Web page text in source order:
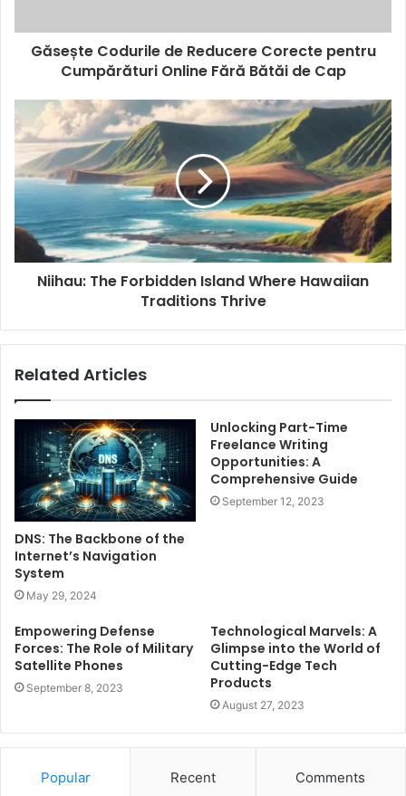
Găsește Codurile de Reducere Corecte pentru
Cumpărături Online Fără Bătăi de Cap
Niihau: The Forbidden Island Where Hawaiian
Traditions Thrive
Related Articles
DNS: The Backbone of the
Internet’s Navigation
System
May 29, 2024
Unlocking Part-Time
Freelance Writing
Opportunities: A
Comprehensive Guide
September 12, 2023
Empowering Defense
Forces: The Role of Military
Satellite Phones
September 8, 2023
Technological Marvels: A
Glimpse into the World of
Cutting-Edge Tech
Products
August 27, 2023
Popular Recent Comments